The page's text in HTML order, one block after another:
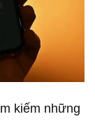
kiếm những